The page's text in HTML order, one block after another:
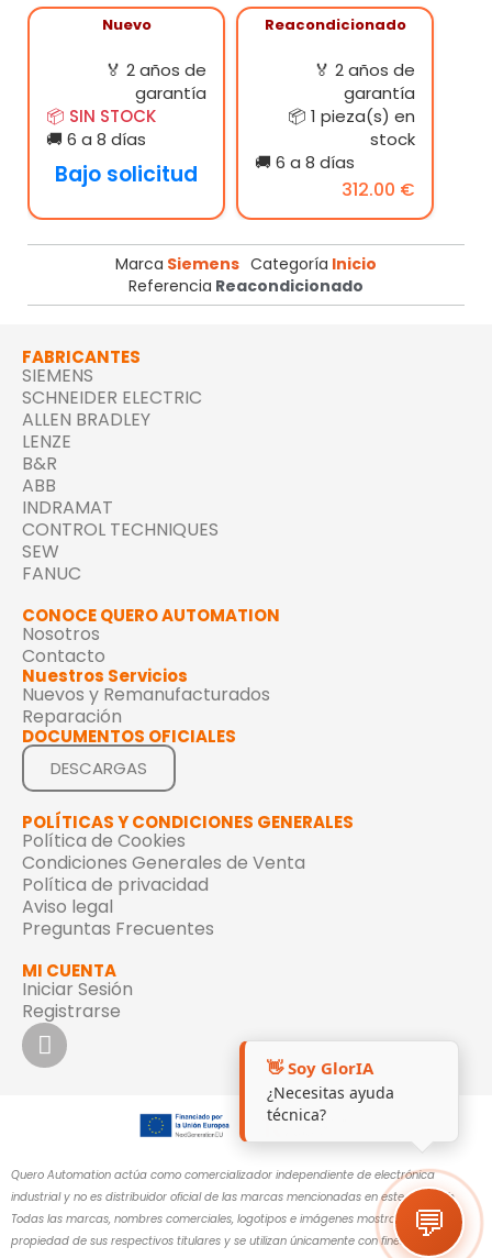
Nuevo
🏅 2 años de
garantía
📦 SIN STOCK
🚚 6 a 8 días
Bajo solicitud
Reacondicionado
🏅 2 años de
garantía
📦 1 pieza(s) en
stock
🚚 6 a 8 días
312.00 €
Marca Siemens Categoría Inicio
Referencia Reacondicionado
FABRICANTES
SIEMENS
SCHNEIDER ELECTRIC
ALLEN BRADLEY
LENZE
B&R
ABB
INDRAMAT
CONTROL TECHNIQUES
SEW
FANUC
CONOCE QUERO AUTOMATION
Nosotros
Contacto
Nuestros Servicios
Nuevos y Remanufacturados
Reparación
DOCUMENTOS OFICIALES
DESCARGAS
POLÍTICAS Y CONDICIONES GENERALES
Política de Cookies
Condiciones Generales de Venta
Política de privacidad
Aviso legal
Preguntas Frecuentes
MI CUENTA
Iniciar Sesión
Registrarse
👋 Soy GlorIA
¿Necesitas ayuda
técnica?
💬
Quero Automation actúa como comercializador independiente de electrónica
industrial y no es distribuidor oficial de las marcas mencionadas en este sitio web.
Todas las marcas, nombres comerciales, logotipos e imágenes mostrados son
propiedad de sus respectivos titulares y se utilizan únicamente con fines